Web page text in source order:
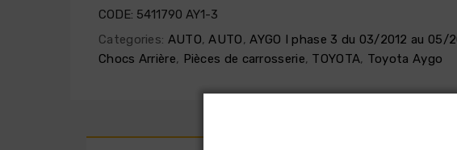
CODE: 5411790 AY1-3
Categories: AUTO, AUTO, AYGO I phase 3 du 03/2012 au 05/
Chocs Arrière, Pièces de carrosserie, TOYOTA, Toyota Aygo